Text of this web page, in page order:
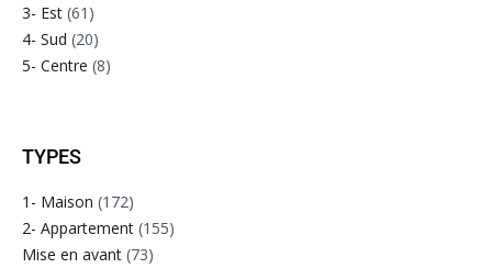
3- Est (61)
4- Sud (20)
5- Centre (8)
TYPES
1- Maison (172)
2- Appartement (155)
Mise en avant (73)